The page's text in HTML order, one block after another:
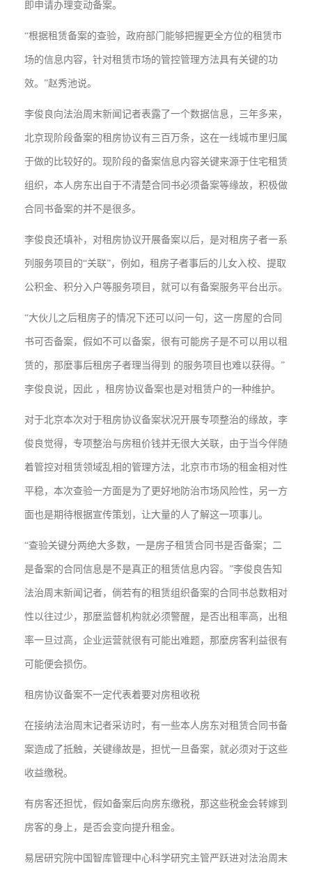
即申请办理变动备案。
“根据租赁备案的查验，政府部门能够把握更全方位的租赁市
场的信息内容，针对租赁市场的管控管理方法具有关键的功
效。”赵秀池说。
李俊良向法治周末新闻记者表露了一个数据信息，三年多来，
北京现阶段备案的租房协议有三百万条，这在一线城市里归属
于做的比较好的。现阶段的备案信息内容关键来源于住宅租赁
组织，本人房东出自于不清楚合同书必须备案等缘故，积极做
合同书备案的并不是很多。
李俊良还填补，对租房协议开展备案以后，是对租房子者一系
列服务项目的“关联”，例如，租房子者事后的儿女入校、提取
公积金、积分入户等服务项目，就可以有备案服务平台出示。
“大伙儿之后租房子的情况下还可以问一句，这一房屋的合同
书可否备案，假如不可以备案，很有可能房子是不可以用以租
赁的，那麼事后租房子者理当得到 的服务项目也难以获得。”
李俊良说，因此 ，租房协议备案也是对租赁户的一种维护。
对于北京本次对于租房协议备案状况开展专项整治的缘故，李
俊良觉得，专项整治与房租价钱并无很大关联，由于当今伴随
着管控对租赁领域乱相的管理方法，北京市市场的租金相对性
平稳，本次查验一方面是为了更好地防治市场风险性，另一方
面也是期待根据宣传策划，让大量的人了解这一项事儿。
“查验关键分两绝大多数，一是房子租赁合同书是否备案；二
是备案的合同信息是不是真正的租赁信息内容。”李俊良告知
法治周末新闻记者，倘若有的租赁组织备案的合同书总数相对
性以往过少，那麼监督机构就必须警醒，是否出租率高，出租
率一旦过高，企业运营就很有可能出难题，那麼房客利益很有
可能便会损伤。
租房协议备案不一定代表着要对房租收税
在接纳法治周末记者采访时，有一些本人房东对租赁合同书备
案造成了抵触，关键缘故是，担忧一旦备案，就必须对于这些
收益缴税。
有房客还担忧，假如备案后向房东缴税，那这些税金会转嫁到
房客的身上，是否会变向提升租金。
易居研究院中国智库管理中心科学研究主管严跃进对法治周末